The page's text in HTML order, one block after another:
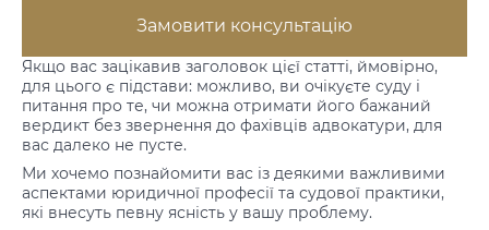
Якщо вас зацікавив заголовок цієї статті, ймовірно,
для цього є підстави: можливо, ви очікуєте суду і
питання про те, чи можна отримати його бажаний
вердикт без звернення до фахівців адвокатури, для
вас далеко не пусте.
Ми хочемо познайомити вас із деякими важливими
аспектами юридичної професії та судової практики,
які внесуть певну ясність у вашу проблему.
Замовити консультацію